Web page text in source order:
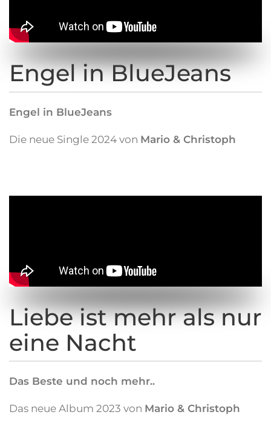
Engel in BlueJeans
Engel in BlueJeans
Die neue Single 2024 von Mario & Christoph
Liebe ist mehr als nur
eine Nacht
Das Beste und noch mehr..
Das neue Album 2023 von Mario & Christoph